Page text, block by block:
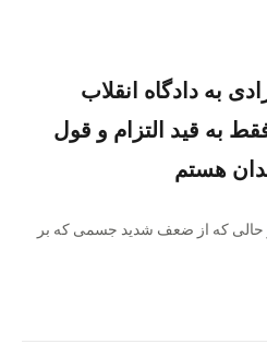
به دادگاه انقلاب
به قید التزام و قول
هستم
حالی که از ضعف شدید جسمی که بر